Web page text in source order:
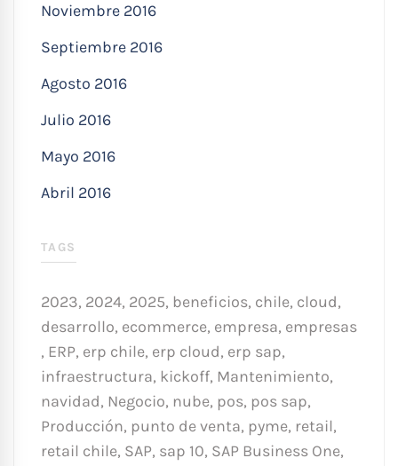
Noviembre 2016
Septiembre 2016
Agosto 2016
Julio 2016
Mayo 2016
Abril 2016
TAGS
2023, 2024, 2025, beneficios, chile, cloud,
desarrollo, ecommerce, empresa, empresas
, ERP, erp chile, erp cloud, erp sap,
infraestructura, kickoff, Mantenimiento,
navidad, Negocio, nube, pos, pos sap,
Producción, punto de venta, pyme, retail,
retail chile, SAP, sap 10, SAP Business One,